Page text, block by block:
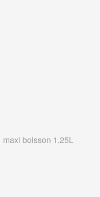
boisson 1,25L